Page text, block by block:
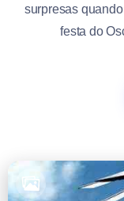
surpresas
festa do